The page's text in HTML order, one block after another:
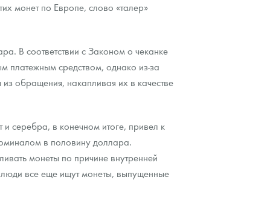
монет по Европе, слово «талер»
В соответствии с Законом о чеканке
средством, однако из-за
обращения, накапливая их в качестве
серебра, в конечном итоге, привел к
в половину доллара.
монеты по причине внутренней
люди все еще ищут монеты, выпущенные